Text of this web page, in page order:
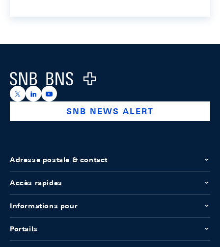
Logo
https://x.com/snb_bns
https://ch.linkedin.com/company/swiss-national-
https://www.youtube.com/@swissnationalbank
SNB NEWS ALERT
Adresse postale & contact
Accès rapides
Informations pour
Portails